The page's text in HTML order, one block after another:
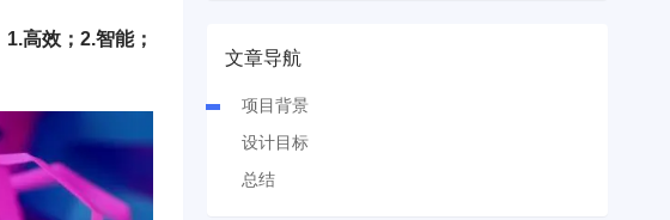
1.高效；2.智能；
文章导航
项目背景
设计目标
总结